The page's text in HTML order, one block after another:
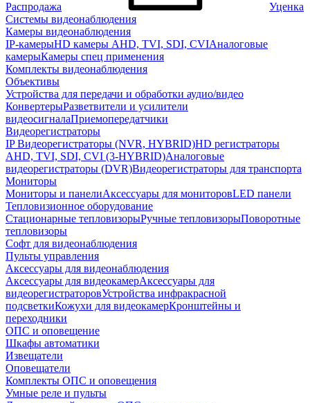
Распродажа
Уценка
Системы видеонаблюдения
Камеры видеонаблюдения
IP-камерыHD камеры AHD, TVI, SDI, CVIАналоговые
камерыКамеры спец применения
Комплекты видеонаблюдения
Объективы
Устройства для передачи и обработки аудио/видео
КонвертерыРазветвители и усилители
видеосигналаПриемопередатчики
Видеорегистраторы
IP Видеорегистраторы (NVR, HYBRID)HD регистраторы
AHD, TVI, SDI, CVI (3-HYBRID)Аналоговые
видеорегистраторы (DVR)Видеорегистраторы для транспорта
Мониторы
Мониторы и панелиАксессуары для мониторовLED панели
Тепловизионное оборудование
Стационарные тепловизорыРучные тепловизорыПоворотные
тепловизоры
Софт для видеонаблюдения
Пульты управления
Аксессуары для видеонаблюдения
Аксессуары для видеокамерАксессуары для
видеорегистраторовУстройства инфракрасной
подсветкиКожухи для видеокамерКронштейны и
переходники
ОПС и оповещение
Шкафы автоматики
Извещатели
Оповещатели
Комплекты ОПС и оповещения
Умные реле и пульты